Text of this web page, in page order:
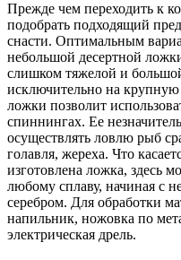
Прежде чем переходить к
подобрать подходящий
снасти. Оптимальным
небольшой десертной
слишком тяжелой и
исключительно на
ложки позволит
спиннингах. Ее
осуществлять ловлю рыб
голавля, жереха. Что
изготовлена ложка, здесь
любому сплаву, начиная с
серебром. Для обработки
напильник, ножовка по
электрическая дрель.